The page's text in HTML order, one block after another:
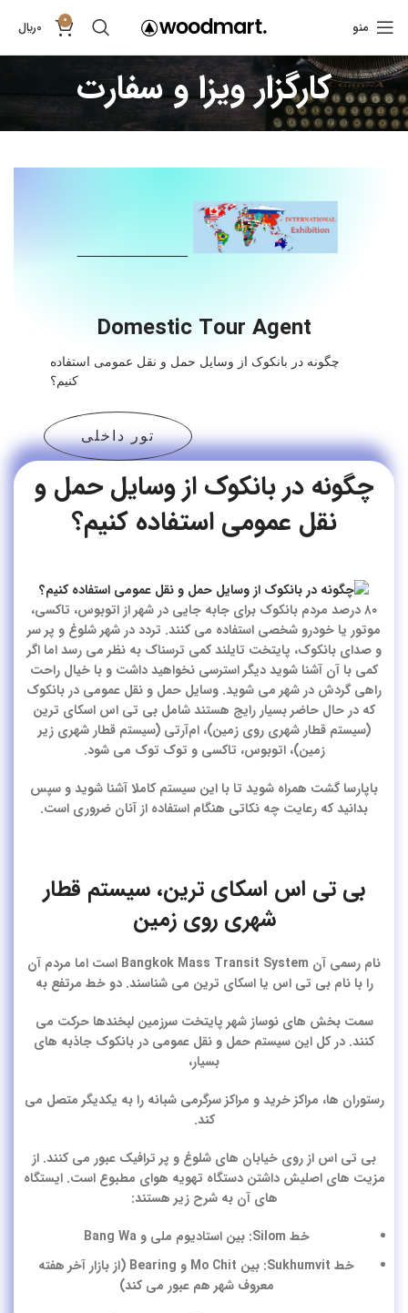
منو 0
0﷼
کارگزار ویزا و سفارت
Domestic Tour Agent
چگونه در بانکوک از وسایل حمل و نقل عمومی استفاده
کنیم؟
تور داخلی
چگونه در بانکوک از وسایل حمل و
نقل عمومی استفاده کنیم؟
۸۰ درصد مردم بانکوک برای جابه جایی در شهر از اتوبوس، تاکسی،
موتور یا خودرو شخصی استفاده می کنند. تردد در شهر شلوغ و پر سر
و صدای بانکوک، پایتخت تایلند کمی ترسناک به نظر می رسد اما اگر
کمی با آن آشنا شوید دیگر استرسی نخواهید داشت و با خیال راحت
راهی گردش در شهر می شوید. وسایل حمل و نقل عمومی در بانکوک
که در حال حاضر بسیار رایج هستند شامل بی تی اس اسکای ترین
(سیستم قطار شهری روی زمین)، ام‌آرتی (سیستم قطار شهری زیر
زمین)، اتوبوس، تاکسی و توک توک می شود.
باپارسا گشت همراه شوید تا با این سیستم کاملا آشنا شوید و سپس
بدانید که رعایت چه نکاتی هنگام استفاده از آنان ضروری است.
بی تی اس اسکای ترین، سیستم قطار
شهری روی زمین
نام رسمی آن Bangkok Mass Transit System است اما مردم آن
را با نام بی تی اس یا اسکای ترین می شناسند. دو خط مرتفع به
سمت بخش های نوساز شهر پایتخت سرزمین لبخندها حرکت می
کنند. در کل این سیستم حمل و نقل عمومی در بانکوک جاذبه های
بسیار،
رستوران ها، مراکز خرید و مراکز سرگرمی شبانه را به یکدیگر متصل می
کند.
بی تی اس از روی خیابان های شلوغ و پر ترافیک عبور می کنند. از
مزیت های اصلیش داشتن دستگاه تهویه هوای مطبوع است. ایستگاه
های آن به شرح زیر هستند:
خط Silom: بین استادیوم ملی و Bang Wa
خط Sukhumvit: بین Mo Chit و Bearing (از بازار آخر هفته
معروف شهر هم عبور می کند)